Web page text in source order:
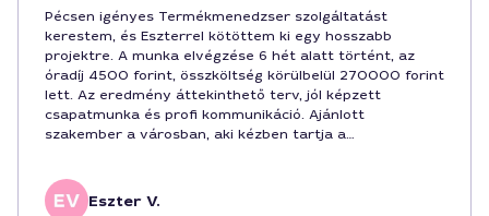
Pécsen igényes Termékmenedzser szolgáltatást
kerestem, és Eszterrel kötöttem ki egy hosszabb
projektre. A munka elvégzése 6 hét alatt történt, az
óradíj 4500 forint, összköltség körülbelül 270000 forint
lett. Az eredmény áttekinthető terv, jól képzett
csapatmunka és profi kommunikáció. Ajánlott
szakember a városban, aki kézben tartja a
Eszter V.